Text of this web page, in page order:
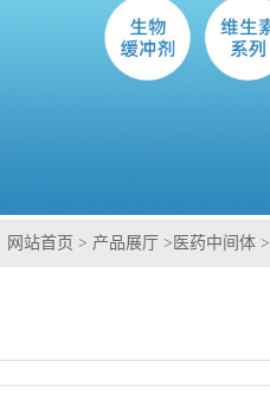
网站首页 > 产品展厅 > 医药中间体 >